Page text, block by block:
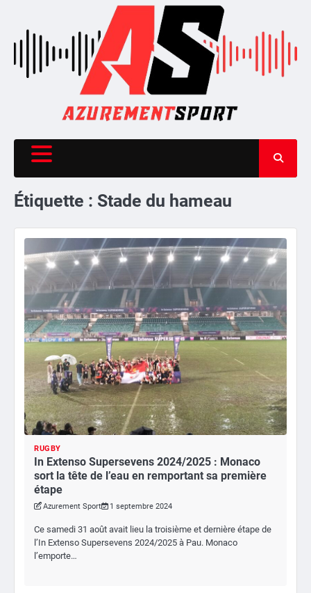
content
Étiquette : Stade du hameau
RUGBY
In Extenso Supersevens 2024/2025 : Monaco
sort la tête de l’eau en remportant sa première
étape
Azurement Sport 1 septembre 2024
Ce samedi 31 août avait lieu la troisième et dernière étape de
l’In Extenso Supersevens 2024/2025 à Pau. Monaco
l’emporte…